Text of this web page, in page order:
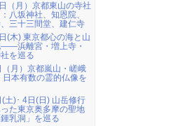
（月）京都東山の寺社
八坂神社、知恩院、
三十三間堂、建仁寺
(木) 東京都心の海と山
浜離宮・増上寺・
を巡る
月）京都嵐山・嵯峨
日本有数の霊的仏像を
土)･ 4日(日) 山岳修行
た東京奥多摩の聖地
鍾乳洞」を巡る